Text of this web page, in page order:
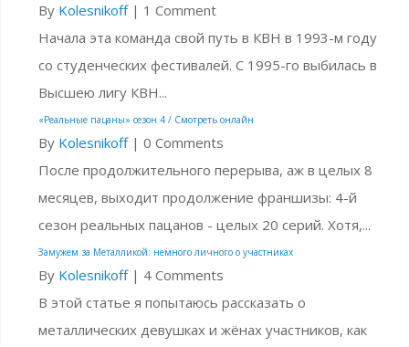
By Kolesnikoff| 1 Comment
Начала эта команда свой путь в КВН в 1993-м году
со студенческих фестивалей. С 1995-го выбилась в
Высшею лигу КВН...
«Реальные пацаны» сезон 4 / Смотреть онлайн
By Kolesnikoff| 0 Comments
После продолжительного перерыва, аж в целых 8
месяцев, выходит продолжение франшизы: 4-й
сезон реальных пацанов - целых 20 серий. Хотя,...
Замужем за Металликой: немного личного о участниках
By Kolesnikoff| 4 Comments
В этой статье я попытаюсь рассказать о
металлических девушках и жёнах участников, как